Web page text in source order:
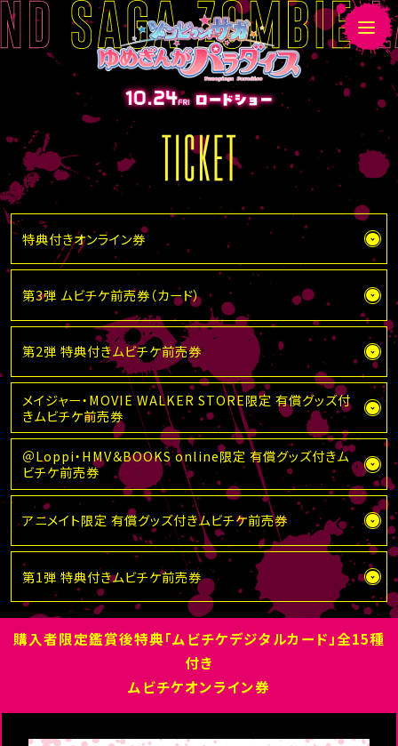
T
C
K
特典付きオンライン券
第3弾 ムビチケ前売券（カード）
第2弾 特典付きムビチケ前売券
メイジャー・MOVIE WALKER STORE限定 有償グッズ付
きムビチケ前売券
＠Loppi・HMV＆BOOKS online限定 有償グッズ付きム
ビチケ前売券
アニメイト限定 有償グッズ付きムビチケ前売券
第1弾 特典付きムビチケ前売券
購入者限定鑑賞後特典「ムビチケデジタルカード」全15種
付き
ムビチケオンライン券